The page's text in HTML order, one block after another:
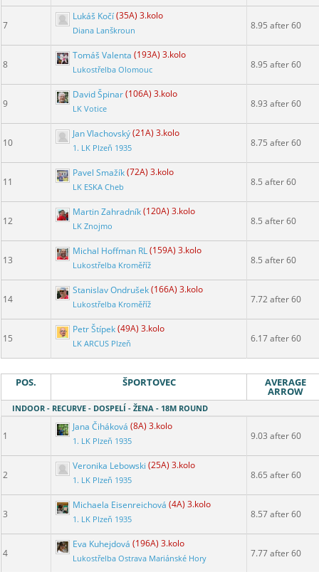
7
Lukáš Kočí(35A) 3.kolo
Diana Lanškroun 8.95 after 60
8
Tomáš Valenta (193A) 3.kolo
Lukostřelba Olomouc 8.95 after 60
9
David Špinar(106A) 3.kolo
LK Votice 8.93 after 60
10
Jan Vlachovský(21A) 3.kolo
1. LK Plzeň 1935 8.75 after 60
11
Pavel Smažík(72A) 3.kolo
LK ESKA Cheb 8.5 after 60
12
Martin Zahradník(120A) 3.kolo
LK Znojmo 8.5 after 60
13
Michal Hoffman RL(159A) 3.kolo
Lukostřelba Kroměříž 8.5 after 60
14
Stanislav Ondrušek(166A) 3.kolo
Lukostřelba Kroměříž 7.72 after 60
15
Petr Štípek(49A) 3.kolo
LK ARCUS Plzeň 6.17 after 60
POS. ŠPORTOVEC AVERAGE
ARROW
INDOOR - RECURVE - DOSPELÍ - ŽENA - 18M ROUND
1
Jana Čiháková (8A) 3.kolo
1. LK Plzeň 1935 9.03 after 60
2
Veronika Lebowski (25A) 3.kolo
1. LK Plzeň 1935 8.65 after 60
3
Michaela Eisenreichová (4A) 3.kolo
1. LK Plzeň 1935 8.57 after 60
4
Eva Kuhejdová (196A) 3.kolo
Lukostřelba Ostrava Mariánské Hory 7.77 after 60